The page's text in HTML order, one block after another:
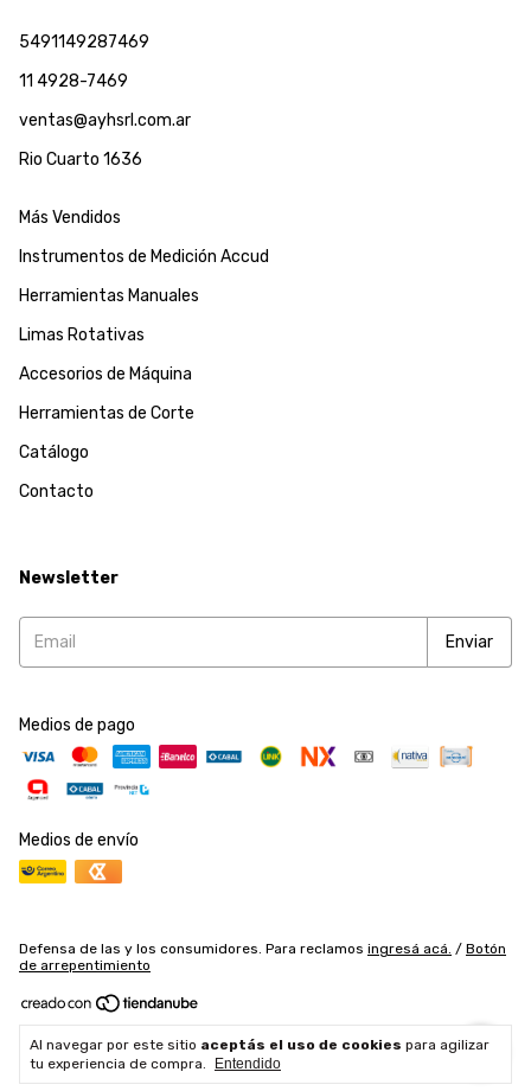
Al navegar por este sitio aceptás el uso de cookies para agilizar
tu experiencia de compra.
Entendido
5491149287469
11 4928-7469
ventas@ayhsrl.com.ar
Rio Cuarto 1636
Más Vendidos
Instrumentos de Medición Accud
Herramientas Manuales
Limas Rotativas
Accesorios de Máquina
Herramientas de Corte
Catálogo
Contacto
Newsletter
Medios de pago
Medios de envío
Defensa de las y los consumidores. Para reclamos ingresá acá. / Botón
de arrepentimiento
Copyright Accesorios y Herramientas SRL - 2026. Todos los derechos
reservados.